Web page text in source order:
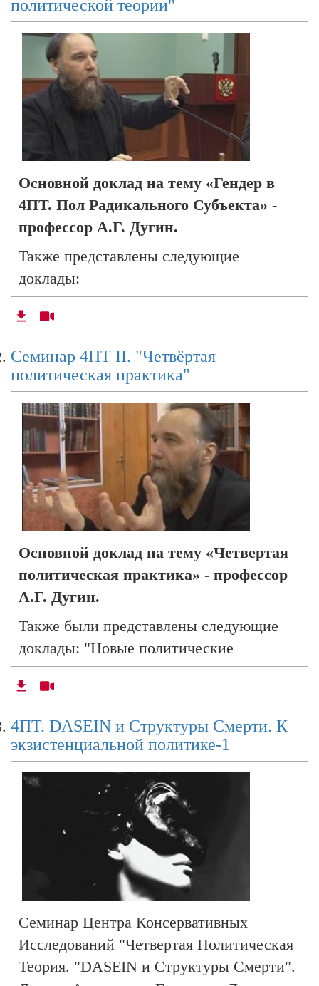
Леонид Савин ("Биополитика и
электронная демократия"), Артур Дугин
("Рождение идеи из духа политики") и
Вардан Багдасарян.
политической теории"
Основной доклад на тему «Гендер в
4ПТ. Пол Радикального Субъекта» -
профессор А.Г. Дугин.
Также представлены следующие
доклады:
· «Абсолютный мужчина» - председатель
Дмитриев;
· «Потенциал феминистской философии
в условиях Постмодерна» - аспирант
кафедры социологии международных
отношений А. Коваленко;
Семинар 4ПТ II. "Четвёртая
политическая практика"
Основной доклад на тему «Четвертая
политическая практика» - профессор
А.Г. Дугин.
Также были представлены следующие
доклады: "Новые политические
технологии латентного управления
миром и борьбы с российской
В.Э. Багдасарян; "Французские
нонконформисты 1930-х" - к.п.н. А.А.
Кузнецов; "Четвертая политическая
практика Жоржа Батая" - философ Н.
4ПТ. DASEIN и Структуры Смерти. К
экзистенциальной политике-1
Семинар Центра Консервативных
Исследований "Четвертая Политическая
Теория. "DASEIN и Структуры Смерти".